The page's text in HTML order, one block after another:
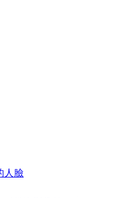
人臉